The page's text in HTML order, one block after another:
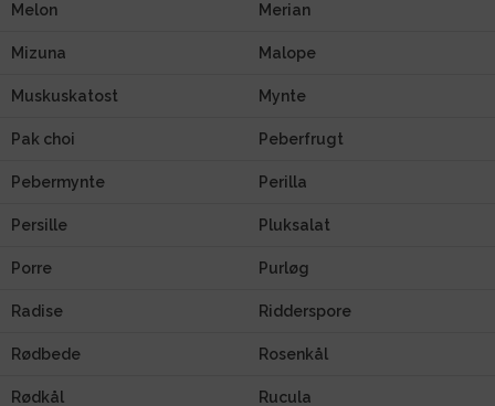
Melon Merian
Mizuna Malope
Muskuskatost Mynte
Pak choi Peberfrugt
Pebermynte Perilla
Persille Pluksalat
Porre Purløg
Radise Ridderspore
Rødbede Rosenkål
Rødkål Rucula